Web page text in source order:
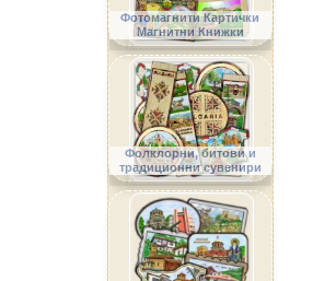
Фотомагнити Картички
Магнитни Книжки
Фолклорни, битови и
традиционни сувенири